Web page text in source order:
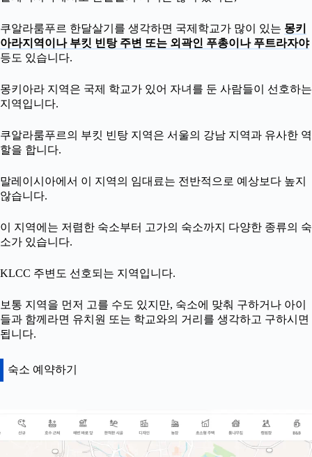
쿠알라룸푸르 한달살기를 생각하면 국제학교가 많이 있는 몽키
아라지역이나 부킷 빈탕 주변 또는 외곽인 푸총이나 푸트라자야
등도 있습니다.
몽키아라 지역은 국제 학교가 있어 자녀를 둔 사람들이 선호하는
지역입니다.
쿠알라룸푸르의 부킷 빈탕 지역은 서울의 강남 지역과 유사한 역
할을 합니다.
말레이시아에서 이 지역의 임대료는 전반적으로 예상보다 높지
않습니다.
이 지역에는 저렴한 숙소부터 고가의 숙소까지 다양한 종류의 숙
소가 있습니다.
KLCC 주변도 선호되는 지역입니다.
보통 지역을 먼저 고를 수도 있지만, 숙소에 맞춰 구하거나 아이
들과 함께라면 유치원 또는 학교와의 거리를 생각하고 구하시면
됩니다.
숙소 예약하기